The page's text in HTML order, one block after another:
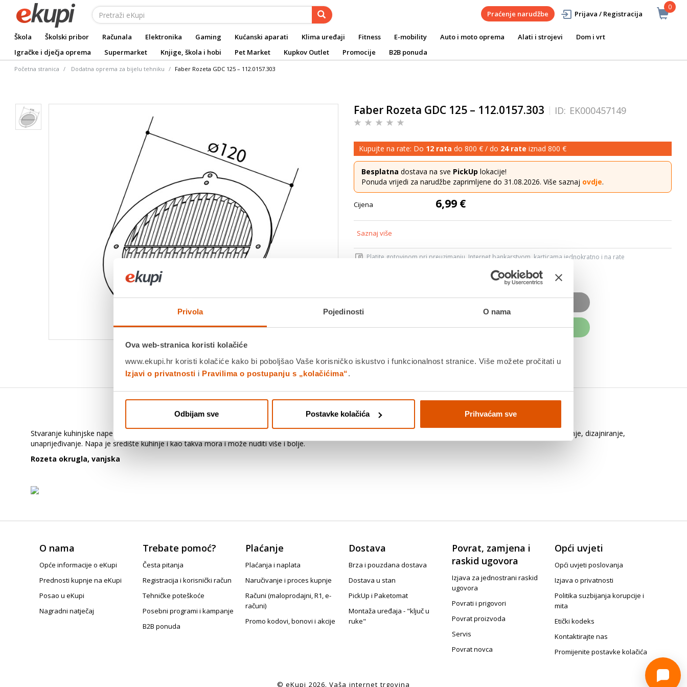
Privola Pojedinosti O nama
Ova web-stranica koristi kolačiće
www.ekupi.hr koristi kolačiće kako bi poboljšao Vaše korisničko iskustvo i funkcionalnost stranice. Više možete pročitati u
Izjavi o privatnosti i Pravilima o postupanju s „kolačićima“.
Odbijam sve Postavke kolačića Prihvaćam sve
0
Praćenje narudžbe Prijava / Registracija
Škola Školski pribor Računala Elektronika Gaming Kućanski aparati Klima uređaji Fitness E-mobility Auto i moto oprema Alati i strojevi
Dom i vrt
Igračke i dječja oprema
Supermarket Knjige, škola i hobi Pet Market Kupkov Outlet Promocije B2B ponuda
Početna stranica Dodatna oprema za bijelu tehniku Faber Rozeta GDC 125 – 112.0157.303
Faber Rozeta GDC 125 – 112.0157.303 ID: EK000457149
Kupujte na rate: Do 12 rata do 800 € / do 24 rate iznad 800 €
Besplatna dostava na sve PickUp lokacije!
Ponuda vrijedi za narudžbe zaprimljene do 31.08.2026. Više saznaj ovdje.
Cijena 6,99 €
Saznaj više
Platite gotovinom pri preuzimanju, Internet bankarstvom, karticama jednokratno i na rate
KUPITE ODMAH
Detalji proizvoda Specifikacije
Stvaranje kuhinjske nape ne znači samo njenu proizvodnju. To je puno više. To znači neumorno ulaganje sredstava, ideja i strasti u projekt. Znači smišljanje, skiciranje, dizajniranje,
unaprijeđivanje. Napa je središte kuhinje i kao takva mora i može nuditi više i bolje.
Rozeta okrugla, vanjska
O nama
Opće informacije o eKupi
Prednosti kupnje na eKupi
Posao u eKupi
Nagradni natječaj
Trebate pomoć?
Česta pitanja
Registracija i korisnički račun
Tehničke poteškoće
Posebni programi i kampanje
B2B ponuda
Plaćanje
Plaćanja i naplata
Naručivanje i proces kupnje
Računi (maloprodajni, R1, e-
računi)
Promo kodovi, bonovi i akcije
Dostava
Brza i pouzdana dostava
Dostava u stan
PickUp i Paketomat
Montaža uređaja - "ključ u
ruke"
Povrat, zamjena i
raskid ugovora
Izjava za jednostrani raskid
ugovora
Povrati i prigovori
Povrat proizvoda
Servis
Povrat novca
Opći uvjeti
Opći uvjeti poslovanja
Izjava o privatnosti
Politika suzbijanja korupcije i
mita
Etički kodeks
Kontaktirajte nas
Promijenite postavke kolačića
© eKupi 2026. Vaša internet trgovina